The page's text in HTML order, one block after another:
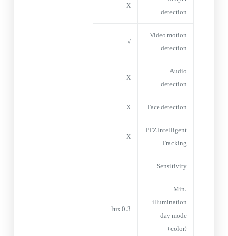
detection
X
Video motion
detection
√
Audio
detection
X
Face detection
X
PTZ Intelligent
Tracking
X
Sensitivity
Min.
illumination
day mode
(color)
0.3 lux